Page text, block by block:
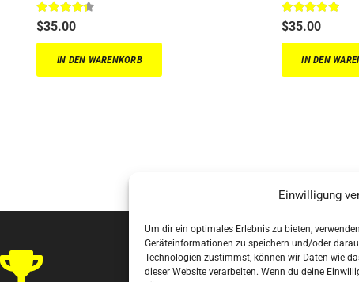
Einwilligung
Um dir ein optimales Erlebnis zu bieten,
Geräteinformationen zu speichern und/oder
Technologien zustimmst, können wir Daten wie
dieser Website verarbeiten. Wenn du deine
Bewertet mit
$35.00
IN DEN WARENKORB
Bewertet mit
$35.00
IN DEN